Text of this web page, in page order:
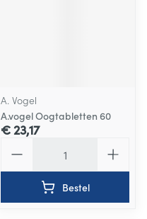
A. Vogel
A.vogel Oogtabletten 60
€ 23,17
Bestel